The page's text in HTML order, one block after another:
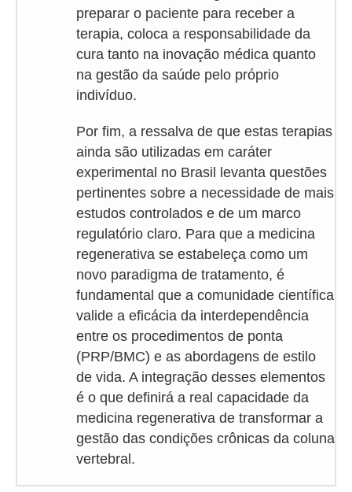
preparar o paciente para receber a
terapia, coloca a responsabilidade da
cura tanto na inovação médica quanto
na gestão da saúde pelo próprio
indivíduo.
Por fim, a ressalva de que estas terapias
ainda são utilizadas em caráter
experimental no Brasil levanta questões
pertinentes sobre a necessidade de mais
estudos controlados e de um marco
regulatório claro. Para que a medicina
regenerativa se estabeleça como um
novo paradigma de tratamento, é
fundamental que a comunidade científica
valide a eficácia da interdependência
entre os procedimentos de ponta
(PRP/BMC) e as abordagens de estilo
de vida. A integração desses elementos
é o que definirá a real capacidade da
medicina regenerativa de transformar a
gestão das condições crônicas da coluna
vertebral.